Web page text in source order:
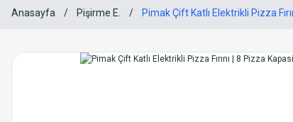
Anasayfa Pişirme E. Pimak Çift Katlı Elektrikli Pizza